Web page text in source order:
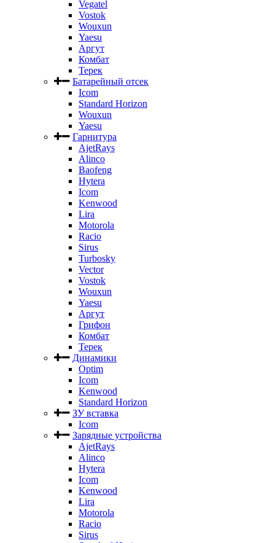
Vegatel
Vostok
Wouxun
Yaesu
Аргут
Комбат
Терек
Батарейный отсек
Icom
Standard Horizon
Wouxun
Yaesu
Гарнитура
AjetRays
Alinco
Baofeng
Hytera
Icom
Kenwood
Lira
Motorola
Racio
Sirus
Turbosky
Vector
Vostok
Wouxun
Yaesu
Аргут
Грифон
Комбат
Терек
Динамики
Optim
Icom
Kenwood
Standard Horizon
ЗУ вставка
Icom
Зарядные устройства
AjetRays
Alinco
Hytera
Icom
Kenwood
Lira
Motorola
Racio
Sirus